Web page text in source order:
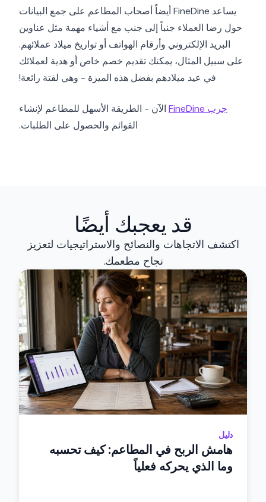
يساعد FineDine أيضاً أصحاب المطاعم على جمع البيانات
حول رضا العملاء جنباً إلى جنب مع أشياء مهمة مثل عناوين
البريد الإلكتروني وأرقام الهواتف أو تواريخ ميلاد عملائهم.
على سبيل المثال، يمكنك تقديم خصم خاص أو هدية لعملائك
في عيد ميلادهم بفضل هذه الميزة - وهي لفتة رائعة!
جرب FineDine
الآن - الطريقة الأسهل للمطاعم لإنشاء
القوائم والحصول على الطلبات.
قد يعجبك أيضًا
اكتشف الاتجاهات والنصائح والاستراتيجيات لتعزيز
نجاح مطعمك.
دليل
هامش الربح في المطاعم: كيف تحسبه
وما الذي يحركه فعلياً